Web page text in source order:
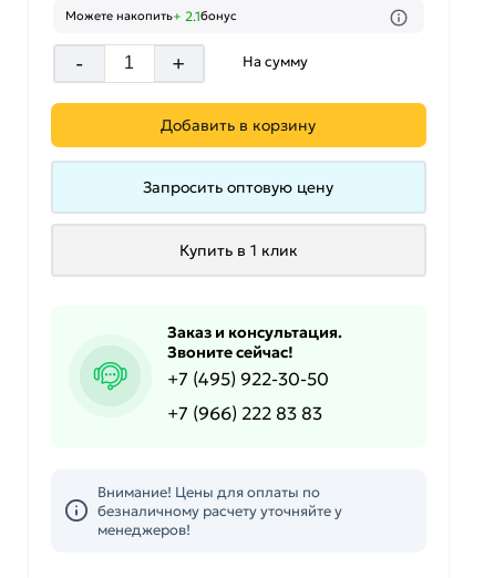
Можете накопить+ 2.1бонус
- + На сумму
Добавить в корзину
Запросить оптовую цену
Купить в 1 клик
Заказ и консультация.
Звоните сейчас!
+7 (495) 922-30-50
+7 (966) 222 83 83
Внимание! Цены для оплаты по
безналичному расчету уточняйте у
менеджеров!